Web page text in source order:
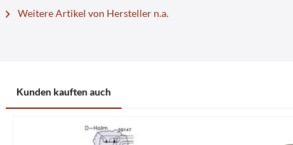
Weitere Artikel von Hersteller n.a.
Kunden kauften auch